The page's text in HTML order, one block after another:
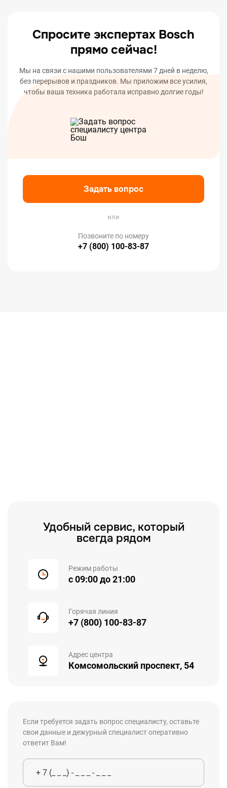
Спросите экспертах Bosch
прямо сейчас!
Мы на связи с нашими пользователями 7 дней в неделю,
без перерывов и праздников. Мы приложим все усилия,
чтобы ваша техника работала исправно долгие годы!
Задать вопрос
или
Позвоните по номеру
+7 (800) 100-83-87
Удобный сервис, который
всегда рядом
Режим работы
с 09:00 до 21:00
Горячая линия
+7 (800) 100-83-87
Адрес центра
Комсомольский проспект, 54
Если требуется задать вопрос специалисту, оставьте
свои данные и дежурный специалист оперативно
ответит Вам!